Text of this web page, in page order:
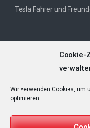
Cookie-
Wir verwenden Cookies, um
optimieren.
Tesla Fahrer und
Tesla Owners Club